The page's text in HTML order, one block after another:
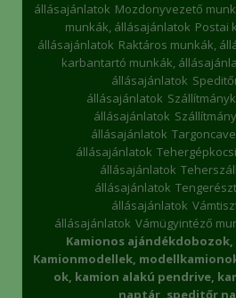
állásajánlatok Mozdonyvezető
munkák, állásajánlatok Postai
állásajánlatok Raktáros munkák,
karbantartó munkák,
állásajánlatok
állásajánlatok
állásajánlatok
állásajánlatok
állásajánlatok
állásajánlatok
állásajánlatok
állásajánlatok
állásajánlatok Vámügyintéző
Kamionos
Kamionmodellek,
ok, kamion alakú pendrive,
naptár, speditőr